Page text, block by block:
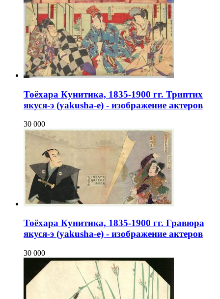
Тоёхара Кунитика, 1835-1900 гг. Триптих
якуся-э (yakusha-e) - изображение актеров
30 000
Тоёхара Кунитика, 1835-1900 гг. Гравюра
якуся-э (yakusha-e) - изображение актеров
30 000